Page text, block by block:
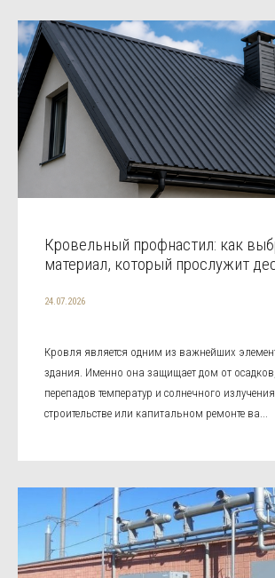
Кровельный профнастил: как
материал, который прослужит
24.07.2026
Кровля является одним из важнейших
здания. Именно она защищает дом от
перепадов температур и солнечного
строительстве или капитальном ремонте ва...